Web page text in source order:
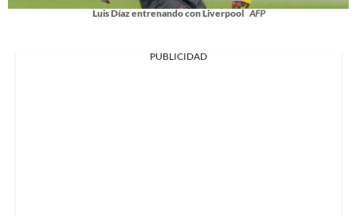
Luis Díaz entrenando con Liverpool AFP
PUBLICIDAD